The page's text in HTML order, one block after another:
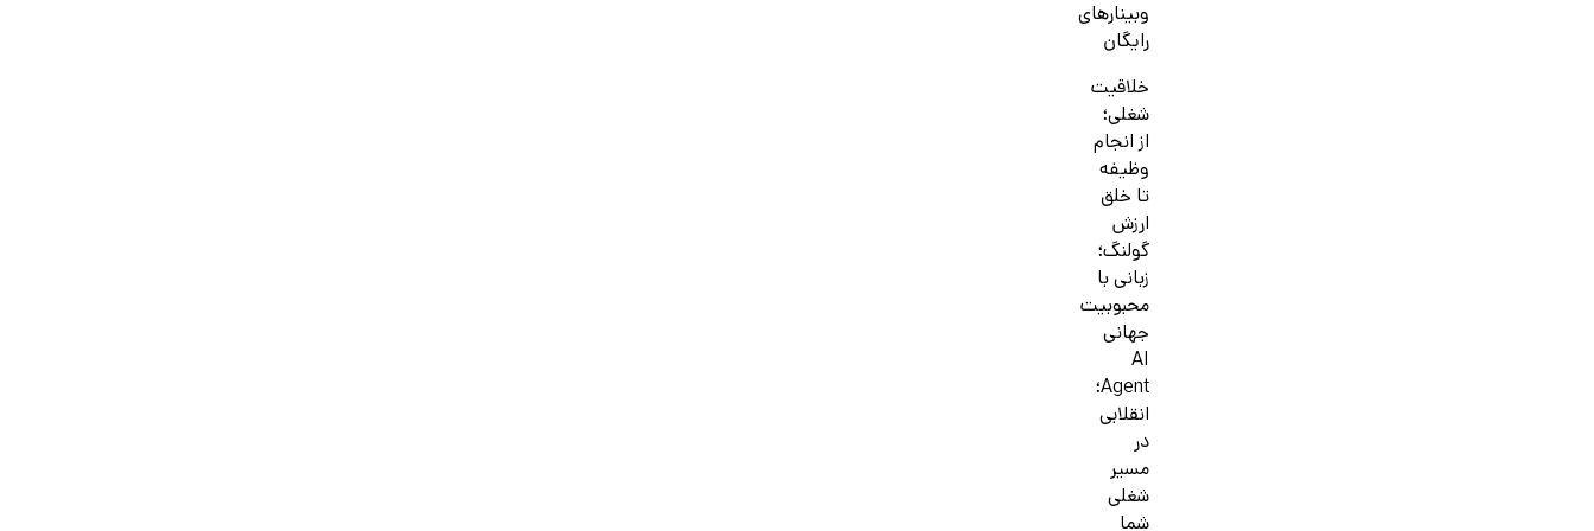
وبینارهای
رایگان
خلاقیت
شغلی؛
از انجام
وظیفه
تا خلق
ارزش
گولنگ؛
زبانی با
محبوبیت
جهانی
AI
Agent؛
انقلابی
در
مسیر
شغلی